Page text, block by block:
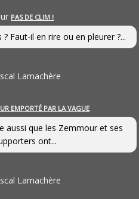
PAS DE CLIM !
Faut-il en rire ou en pleurer ?...
Lamachère
EMPORTÉ PAR LA VAGUE
aussi que les Zemmour et ses
ont...
Lamachère